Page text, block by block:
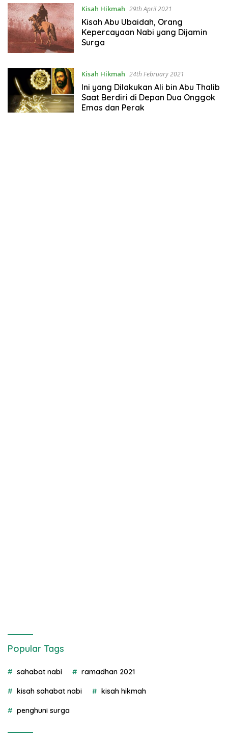
Kisah Hikmah 29th April 2021
Kisah Abu Ubaidah, Orang
Kepercayaan Nabi yang Dijamin
Surga
Kisah Hikmah 24th February 2021
Ini yang Dilakukan Ali bin Abu Thalib
Saat Berdiri di Depan Dua Onggok
Emas dan Perak
Popular Tags
sahabat nabi ramadhan 2021
kisah sahabat nabi kisah hikmah
penghuni surga